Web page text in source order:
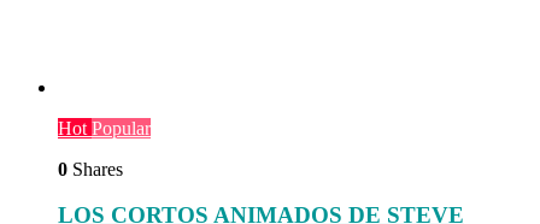
Hot Popular
0 Shares
LOS CORTOS ANIMADOS DE STEVE